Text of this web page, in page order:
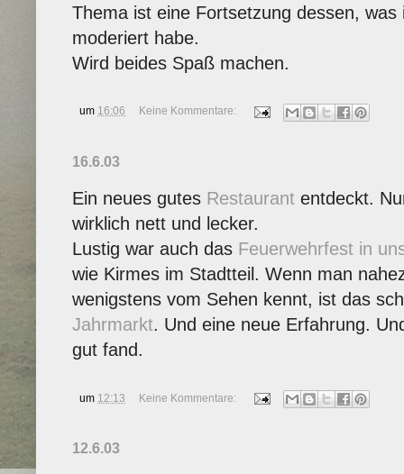
Thema ist eine Fortsetzung dessen,
moderiert habe.
Wird beides Spaß machen.
um 16:06 Keine Kommentare:
16.6.03
Ein neues gutes Restaurant entdeckt.
wirklich nett und lecker.
Lustig war auch das Feuerwehrfest in
wie Kirmes im Stadtteil. Wenn man
wenigstens vom Sehen kennt, ist das
Jahrmarkt. Und eine neue Erfahrung.
gut fand.
um 12:13 Keine Kommentare:
12.6.03